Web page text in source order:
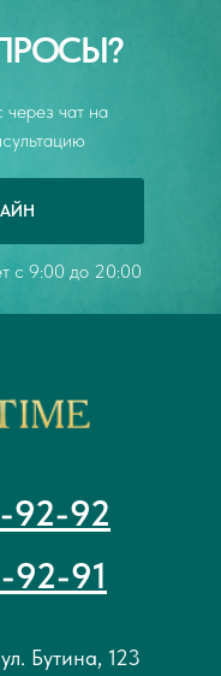
однозначно
знакомым и
через чат на
с 9:00 до 20:00
Бутина, 123
92-92
92-91